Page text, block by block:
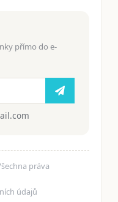
přímo do e-
práva
údajů